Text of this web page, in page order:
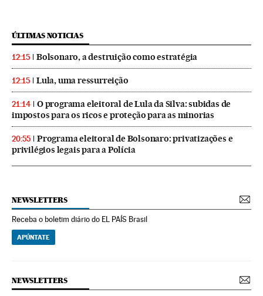
ÚLTIMAS NOTICIAS
12:15 Bolsonaro, a destruição como estratégia
12:15 Lula, uma ressurreição
21:14
O programa eleitoral de Lula da Silva: subidas de
impostos para os ricos e proteção para as minorias
20:55
Programa eleitoral de Bolsonaro: privatizações e
privilégios legais para a Polícia
NEWSLETTERS
Receba o boletim diário do EL PAÍS Brasil
APÚNTATE
NEWSLETTERS